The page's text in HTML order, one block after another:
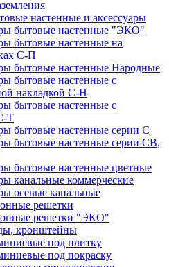
настенные и аксессуары
бытовые настенные "ЭКО"
бытовые настенные на
С-П
бытовые настенные Народные
бытовые настенные с
накладкой С-Н
бытовые настенные с
Т
бытовые настенные серии С
бытовые настенные серии СВ,
бытовые настенные цветные
канальные коммерческие
осевые канальные
решетки
решетки "ЭКО"
кронштейны
под плитку
под покраску